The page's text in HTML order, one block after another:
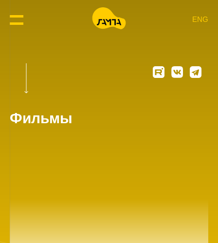
ENG
Фильмы